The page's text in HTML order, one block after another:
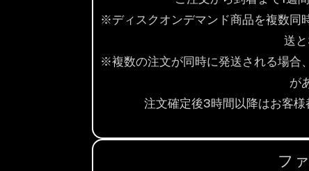
※ディスクオンデマンド商品を複数同
送と
※複数の注文が同時に発送される場合
が
注文確定後3時間以降はお客様
フ